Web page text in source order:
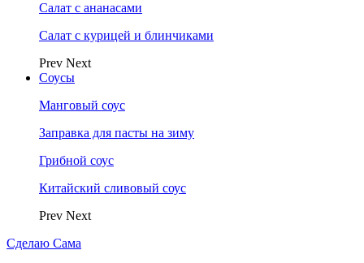
Салат с ананасами
Салат с курицей и блинчиками
Prev Next
Соусы
Манговый соус
Заправка для пасты на зиму
Грибной соус
Китайский сливовый соус
Prev Next
Сделаю Сама